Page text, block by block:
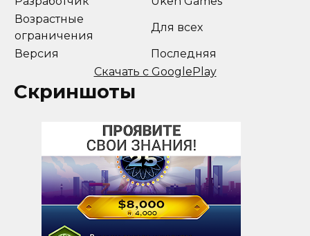
Возрастные
ограничения
Для всех
Версия
Последняя
Скачать с GooglePlay
Скриншоты